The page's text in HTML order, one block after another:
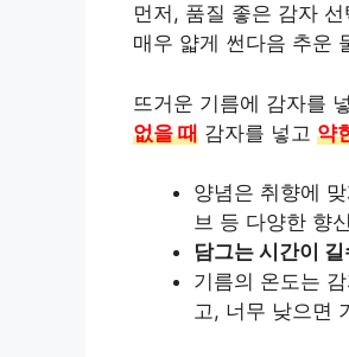
먼저, 품질 좋은 감자
매우 얇게 썬다음 추운
뜨거운 기름에 감자를
없을 때 감자를 넣고 약
양념은 취향에
브 등 다양한 향
담그는 시간이
기름의 온도는
고, 너무 낮으면